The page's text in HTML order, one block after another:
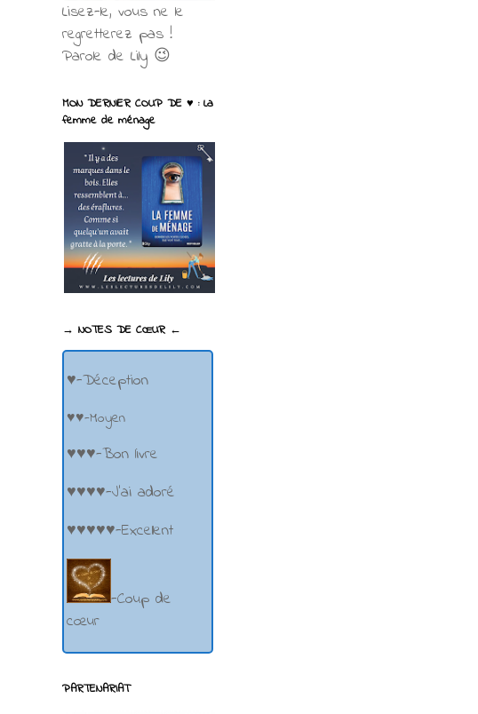
Lisez-le, vous ne le
regretterez pas !
Parole de Lily 😉
MON DERNIER COUP DE ♥ : La
femme de ménage
→ NOTES DE CŒUR ←
♥-Déception
♥♥-Moyen
♥♥♥-Bon livre
♥♥♥♥-J'ai adoré
♥♥♥♥♥-Excellent
-Coup de
cœur
PARTENARIAT